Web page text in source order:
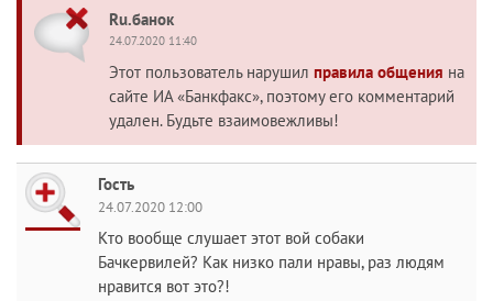
Ru.банок
24.07.2020 11:40
Этот пользователь нарушил правила общения на
сайте ИА «Банкфакс», поэтому его комментарий
удален. Будьте взаимовежливы!
Гость
24.07.2020 12:00
Кто вообще слушает этот вой собаки
Бачкервилей? Как низко пали нравы, раз людям
нравится вот это?!